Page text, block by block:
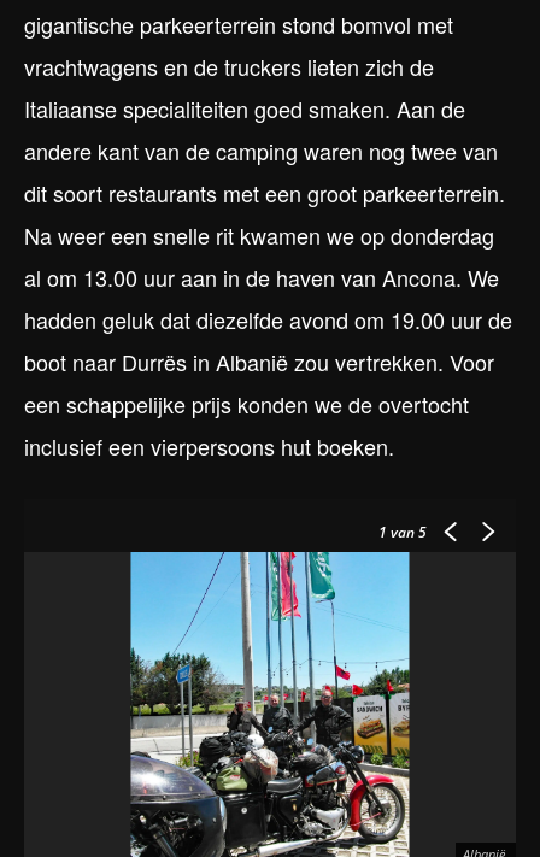
gigantische parkeerterrein stond bomvol met
vrachtwagens en de truckers lieten zich de
Italiaanse specialiteiten goed smaken. Aan de
andere kant van de camping waren nog twee van
dit soort restaurants met een groot parkeerterrein.
Na weer een snelle rit kwamen we op donderdag
al om 13.00 uur aan in de haven van Ancona. We
hadden geluk dat diezelfde avond om 19.00 uur de
boot naar Durrës in Albanië zou vertrekken. Voor
een schappelijke prijs konden we de overtocht
inclusief een vierpersoons hut boeken.
1 van 5